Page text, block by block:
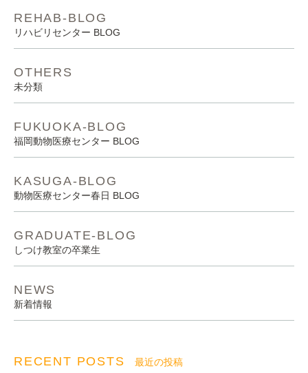
REHAB-BLOG
リハビリセンター BLOG
OTHERS
未分類
FUKUOKA-BLOG
福岡動物医療センター BLOG
KASUGA-BLOG
動物医療センター春日 BLOG
GRADUATE-BLOG
しつけ教室の卒業生
NEWS
新着情報
RECENT POSTS 最近の投稿